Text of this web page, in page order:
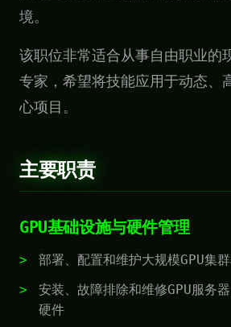
境。
该职位非常适合从事自由职业的
专家，希望将技能应用于动态、
心项目。
主要职责
GPU基础设施与硬件管理
部署、配置和维护大规模GPU集
安装、故障排除和维修GPU服务
硬件